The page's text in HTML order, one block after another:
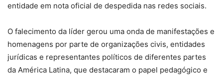
entidade em nota oficial de despedida nas redes sociais.
O falecimento da líder gerou uma onda de manifestações e
homenagens por parte de organizações civis, entidades
jurídicas e representantes políticos de diferentes partes
da América Latina, que destacaram o papel pedagógico e